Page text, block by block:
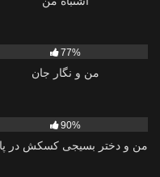
77%
من و نگار جان
90%
من و دختر بسیجی کسکش در